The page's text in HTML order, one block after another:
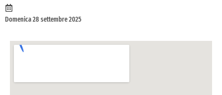
Domenica 28 settembre 2025